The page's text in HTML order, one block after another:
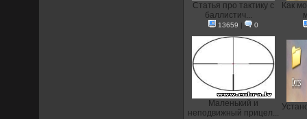
Статья про тактику с
баллистич...
13659 | 0
Как
Маленький и
неподвижный прицел...